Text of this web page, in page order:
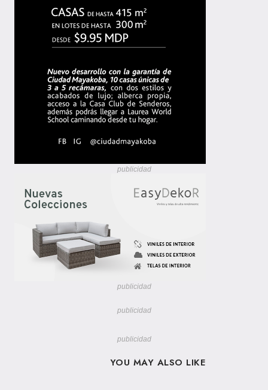
publicidad
publicidad
publicidad
publicidad
YOU MAY ALSO LIKE